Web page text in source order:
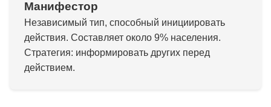
Манифестор
Независимый тип, способный инициировать
действия. Составляет около 9% населения.
Стратегия: информировать других перед
действием.